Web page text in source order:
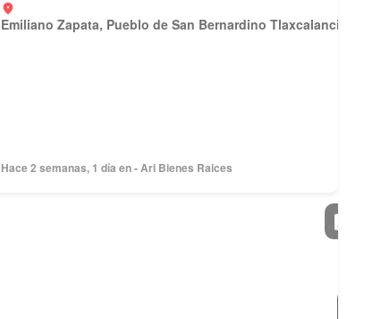
Emiliano Zapata, Pueblo de San Bernardino Tlaxcalancingo
Hace 2 semanas, 1 día en - Ari Bienes Raices